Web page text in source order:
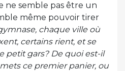
ne semble pas être un
même pouvoir tirer
chaque ville où
certains rient, et se
petit gars? De quoi est-il
ce premier panier, ou